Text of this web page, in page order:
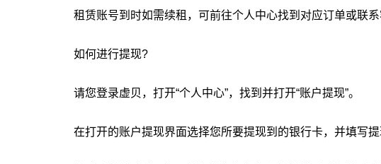
租赁账号到时如需续租，可前往个人中心找到对应订单或联系
如何进行提现?
请您登录虚贝，打开“个人中心”，找到并打开“账户提现”。
在打开的账户提现界面选择您所要提现到的银行卡，并填写